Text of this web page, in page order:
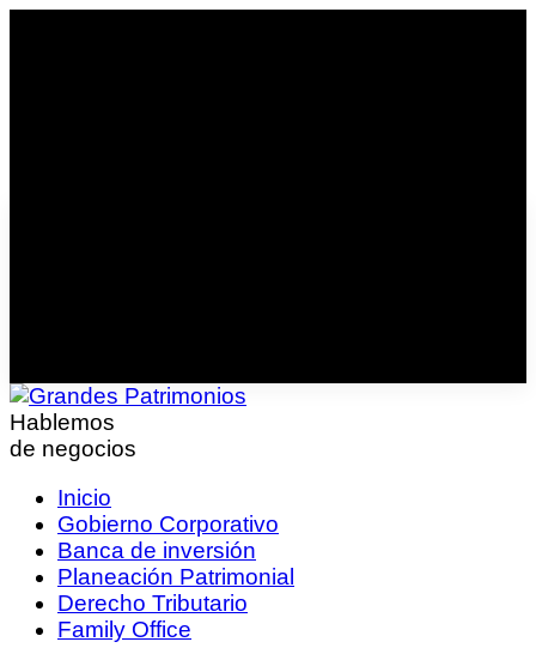
Hablemos
de negocios
Inicio
Gobierno Corporativo
Banca de inversión
Planeación Patrimonial
Derecho Tributario
Family Office